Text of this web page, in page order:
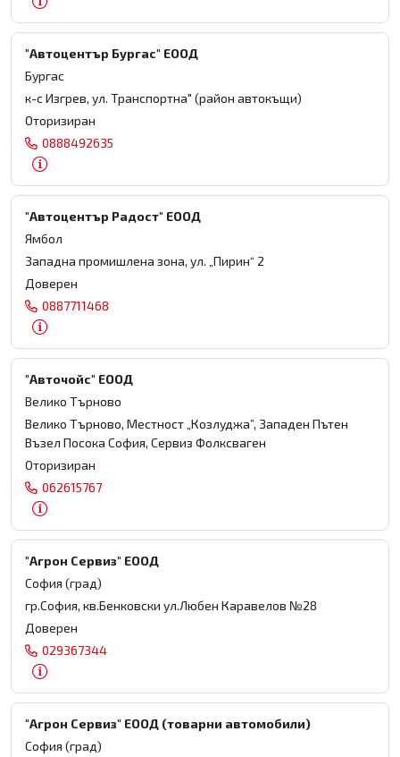
"Автоцентър Бургас" ЕООД
Бургас
к-с Изгрев, ул. Транспортна" (район автокъщи)
Оторизиран
0888492635
"Автоцентър Радост" ЕООД
Ямбол
Западна промишлена зона, ул. „Пирин“ 2
Доверен
0887711468
"Авточойс" ЕООД
Велико Търново
Велико Търново, Местност „Козлуджа”, Западен Пътен
Възел Посока София, Сервиз Фолксваген
Оторизиран
062615767
"Агрон Сервиз" ЕООД
София (град)
гр.София, кв.Бенковски ул.Любен Каравелов №28
Доверен
029367344
"Агрон Сервиз" ЕООД (товарни автомобили)
София (град)